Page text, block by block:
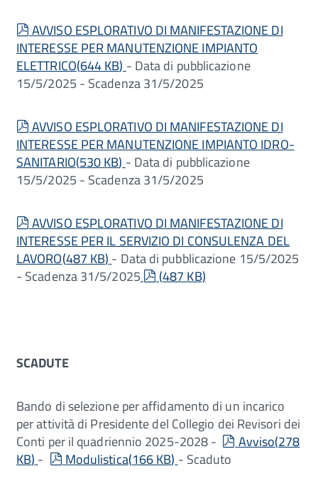
pdf
AVVISO ESPLORATIVO DI MANIFESTAZIONE DI
INTERESSE PER MANUTENZIONE IMPIANTO
ELETTRICO(644 KB) - Data di pubblicazione
15/5/2025 - Scadenza 31/5/2025
pdf
AVVISO ESPLORATIVO DI MANIFESTAZIONE DI
INTERESSE PER MANUTENZIONE IMPIANTO IDRO-
SANITARIO(530 KB) - Data di pubblicazione
15/5/2025 - Scadenza 31/5/2025
pdf
AVVISO ESPLORATIVO DI MANIFESTAZIONE DI
INTERESSE PER IL SERVIZIO DI CONSULENZA DEL
LAVORO(487 KB) - Data di pubblicazione 15/5/2025
- Scadenza 31/5/2025
pdf
(487 KB)
SCADUTE
Bando di selezione per affidamento di un incarico
per attività di Presidente del Collegio dei Revisori dei
Conti per il quadriennio 2025-2028 -
pdf
Avviso(278
KB) - pdf
Modulistica(166 KB) - Scaduto